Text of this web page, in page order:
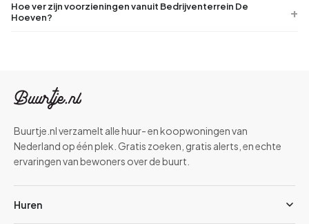
Hoe ver zijn voorzieningen vanuit Bedrijventerrein De
Hoeven?
Buurtje.nl verzamelt alle huur- en koopwoningen van
Nederland op één plek. Gratis zoeken, gratis alerts, en echte
ervaringen van bewoners over de buurt.
Huren